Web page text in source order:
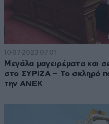
10·07·2023 07:01
Μεγάλα μαγειρέματα και
στο ΣΥΡΙΖΑ – Το σκληρό
την ΑΝΕΚ